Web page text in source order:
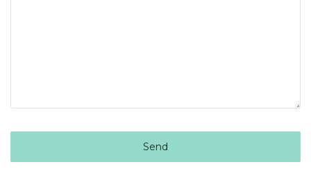
Send